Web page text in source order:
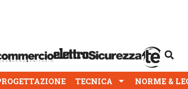
TECNICA NORME &